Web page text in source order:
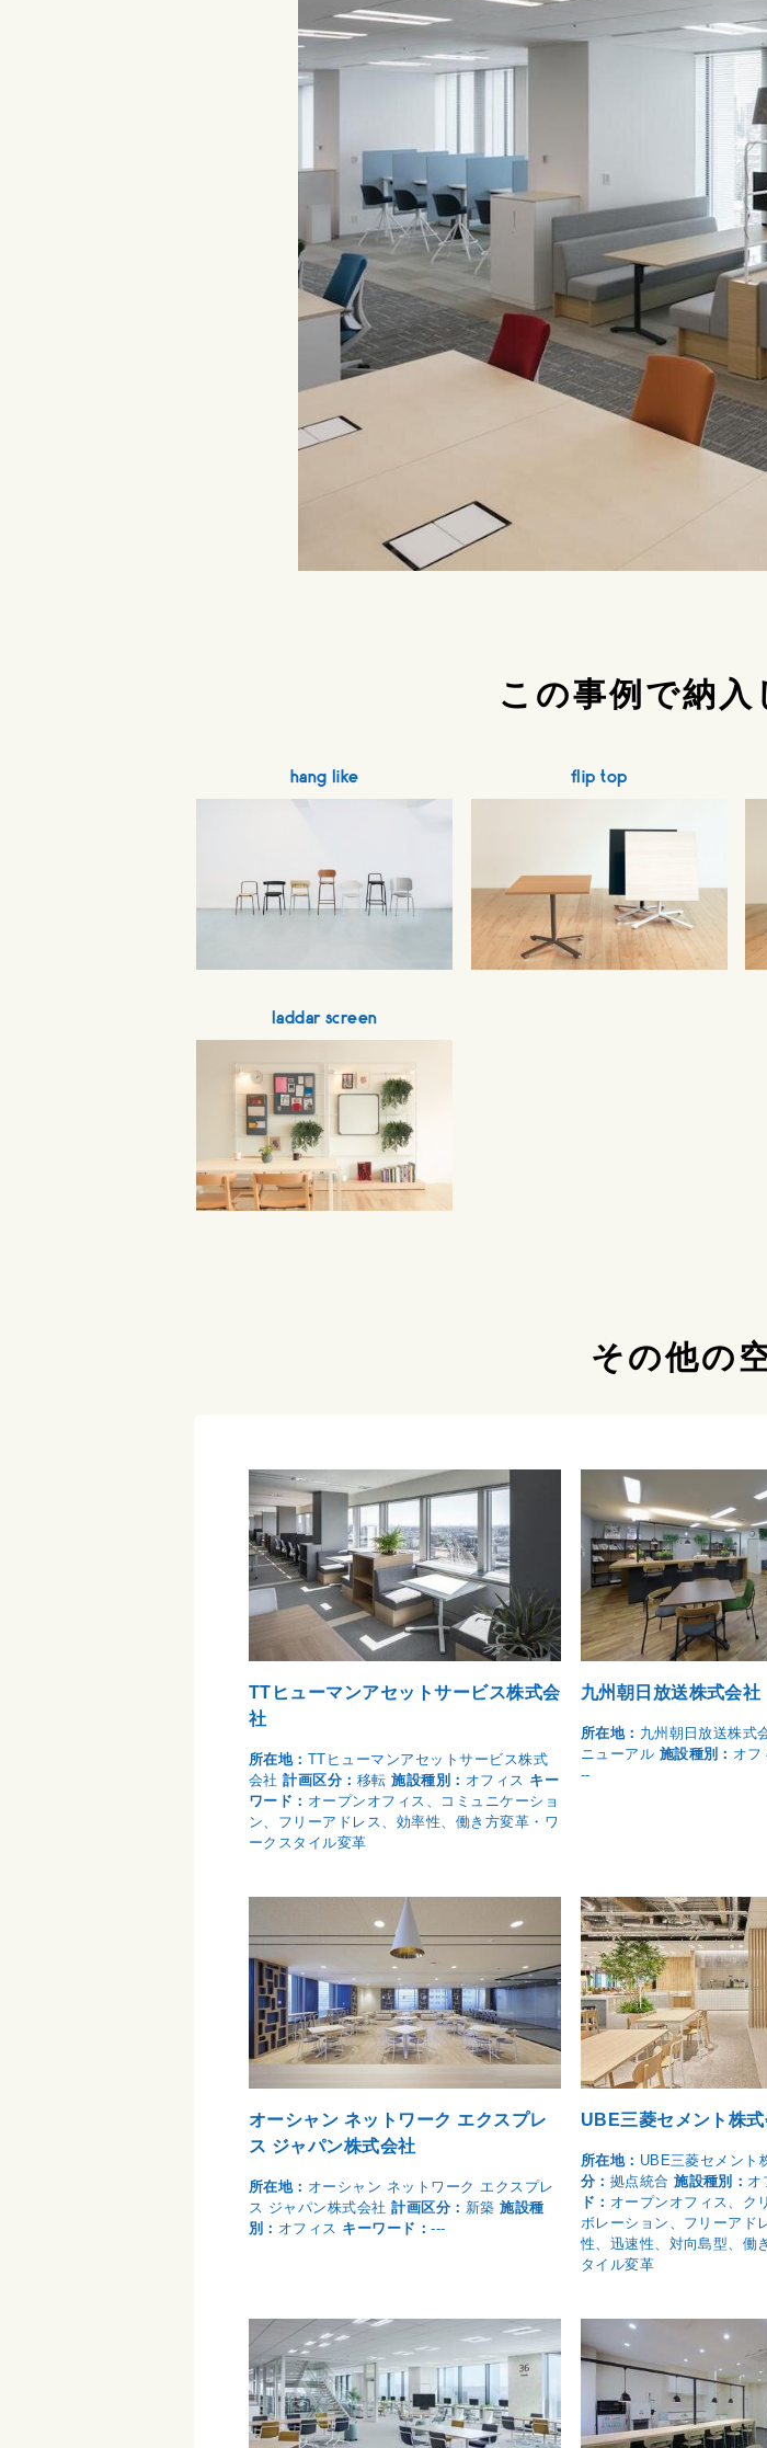
この事例で納入
hang like flip top
laddar screen
その他の
TTヒューマンアセットサービス株式会
社
所在地： TTヒューマンアセットサービス株式
会社計画区分： 移転施設種別： オフィス キー
ワード： オープンオフィス、コミュニケーショ
ン、フリーアドレス、効率性、働き方変革・ワ
ークスタイル変革
九州朝日放送株式会社
所在地： 九州朝日放送株式
ニューアル 施設種別： オフ
--
オーシャン ネットワーク エクスプレ
ス ジャパン株式会社
所在地： オーシャン ネットワーク エクスプレ
ス ジャパン株式会社計画区分： 新築施設種
別： オフィス キーワード：---
UBE三菱セメント株
所在地： UBE三菱セメント
分： 拠点統合施設種別： オ
ド： オープンオフィス、ク
ボレーション、フリーアド
性、迅速性、対向島型、働
タイル変革